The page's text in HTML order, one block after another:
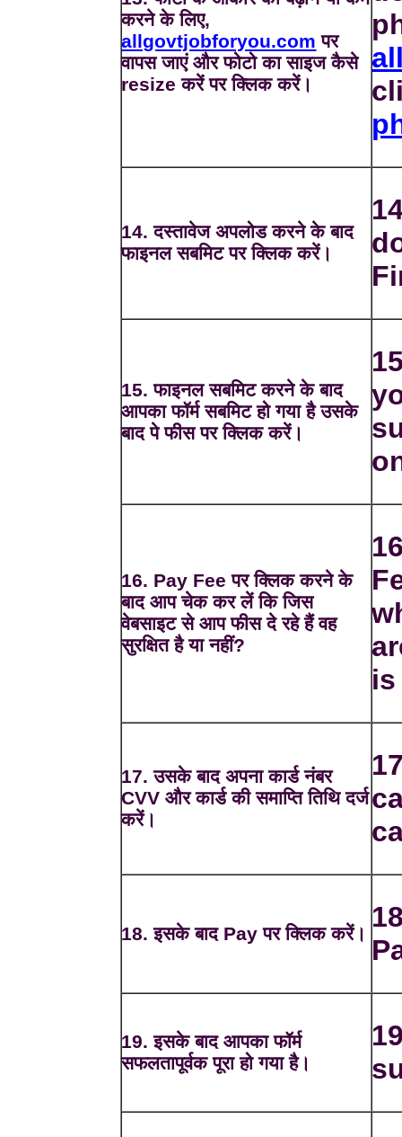
करने के लिए,
allgovtjobforyou.com पर
वापस जाएं और फोटो का साइज कैसे
resize करें पर क्लिक करें।
14. दस्तावेज अपलोड करने के बाद
फाइनल सबमिट पर क्लिक करें।
15. फाइनल सबमिट करने के बाद
आपका फॉर्म सबमिट हो गया है उसके
बाद पे फीस पर क्लिक करें।
16. Pay Fee पर क्लिक करने के
बाद आप चेक कर लें कि जिस
वेबसाइट से आप फीस दे रहे हैं वह
सुरक्षित है या नहीं?
17. उसके बाद अपना कार्ड नंबर
CVV और कार्ड की समाप्ति तिथि दर्ज
करें।
18. इसके बाद Pay पर क्लिक करें।
19. इसके बाद आपका फॉर्म
सफलतापूर्वक पूरा हो गया है।